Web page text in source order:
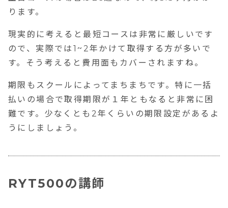
ります。
現実的に考えると最短コースは非常に厳しいです
ので、実際では1~2年かけて取得する方が多いで
す。そう考えると費用面もカバーされますね。
期限もスクールによってまちまちです。特に一括
払いの場合で取得期限が１年ともなると非常に困
難です。少なくとも2年くらいの期限設定があるよ
うにしましょう。
RYT500の講師